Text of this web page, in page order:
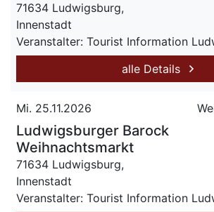
71634 Ludwigsburg,
Innenstadt
Veranstalter: Tourist Information
alle Details
Mi. 25.11.2026
Ludwigsburger Barock
Weihnachtsmarkt
71634 Ludwigsburg,
Innenstadt
Veranstalter: Tourist Information